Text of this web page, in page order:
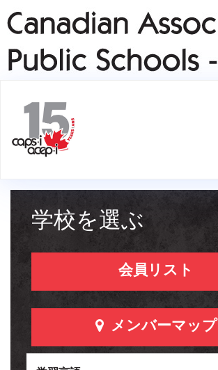
学校を選ぶ
会員リスト
メンバーマップ